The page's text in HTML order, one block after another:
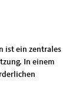
ist ein zentrales
In einem